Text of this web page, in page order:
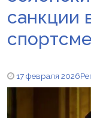
санкции
17 февраля 2026